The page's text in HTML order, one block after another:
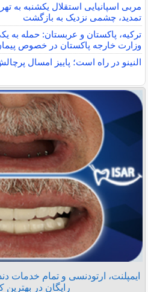
مربی اسپانیایی استقلال یکشنبه به
تمدید، چشمی نزدیک به بازگشت
ترکیه، پاکستان و عربستان: حمله به
وزارت خارجه پاکستان در خصوص
النینو در راه است؛ پاییز امسال
ایمپلنت، ارتودنسی و تمام خدمات
رایگان در بهترین